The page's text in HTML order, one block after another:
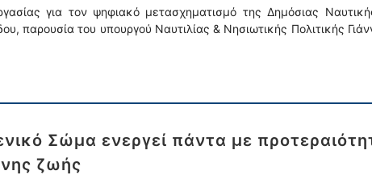
για τον ψηφιακό μετασχηματισμό της Δημόσιας
παρουσία του υπουργού Ναυτιλίας & Νησιωτικής Πολιτικής
Σώμα ενεργεί πάντα με
ζωής